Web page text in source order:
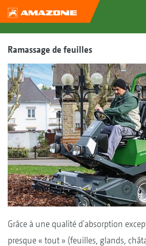
Ramassage de feuilles
Grâce à une qualité d'absorption
presque « tout » (feuilles, glands,